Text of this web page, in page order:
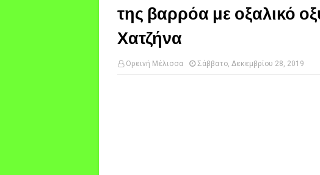
της βαρρόα με οξαλικό
Χατζήνα
Ορεινή Μέλισσα Σάββατο, Δεκεμβρίου 28, 2019